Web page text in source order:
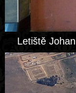
Letiště